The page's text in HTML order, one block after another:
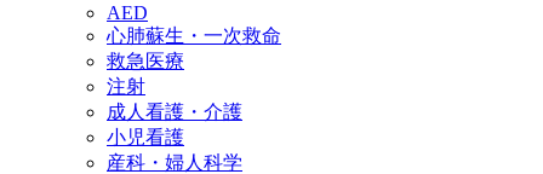
AED
心肺蘇生・一次救命
救急医療
注射
成人看護・介護
小児看護
産科・婦人科学